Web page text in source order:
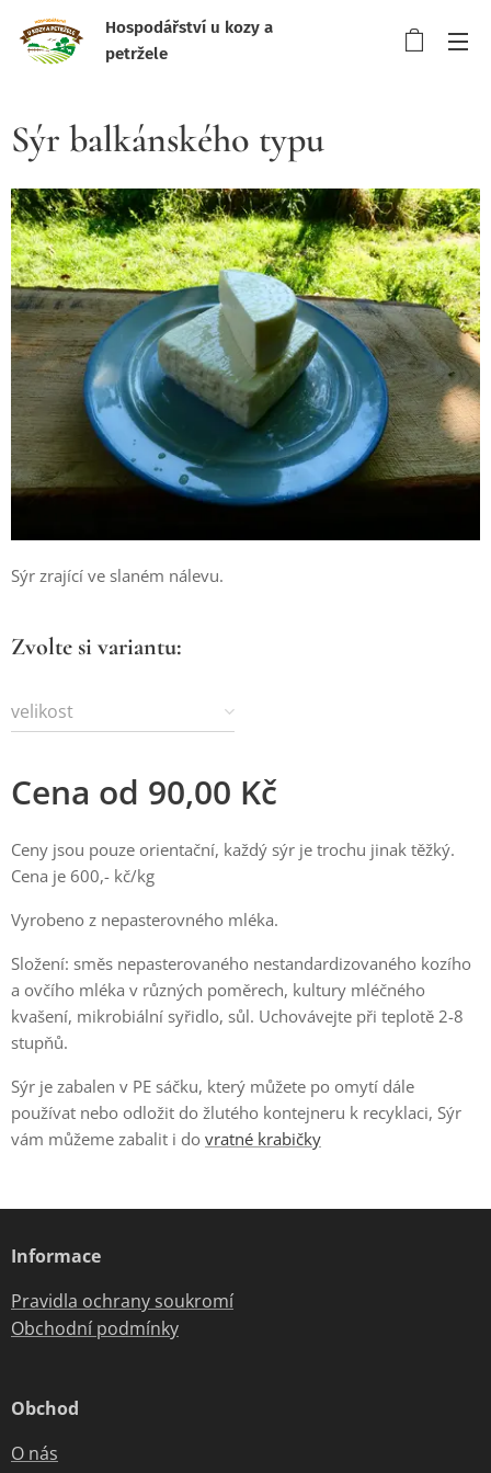
Hospodářství u kozy a
petržele
Sýr balkánského typu
Sýr zrající ve slaném nálevu.
Zvolte si variantu:
velikost
Cena od 90,00 Kč
Ceny jsou pouze orientační, každý sýr je trochu jinak těžký.
Cena je 600,- kč/kg
Vyrobeno z nepasterovného mléka.
Složení: směs nepasterovaného nestandardizovaného kozího
a ovčího mléka v různých poměrech, kultury mléčného
kvašení, mikrobiální syřidlo, sůl. Uchovávejte při teplotě 2-8
stupňů.
Sýr je zabalen v PE sáčku, který můžete po omytí dále
používat nebo odložit do žlutého kontejneru k recyklaci, Sýr
vám můžeme zabalit i do vratné krabičky
Informace
Pravidla ochrany soukromí
Obchodní podmínky
Obchod
O nás